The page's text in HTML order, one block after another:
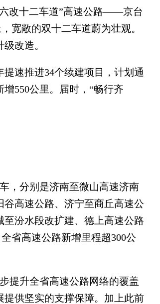
改十二车道”高速公路——京台
宽敞的双十二车道蔚为壮观。
改造。
速推进34个续建项目，计划通
550公里。届时，“畅行齐
分别是济南至微山高速济南
高速公路、济宁至商丘高速公
汾水段改扩建、德上高速公路
省高速公路新增里程超300公
升全省高速公路网络的覆盖
供坚实的支撑保障。加上此前